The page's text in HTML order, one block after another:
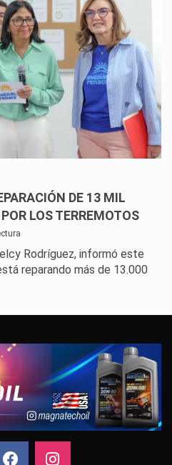
DE 13 MIL
LOS TERREMOTOS
Rodríguez, informó este
reparando más de 13.000